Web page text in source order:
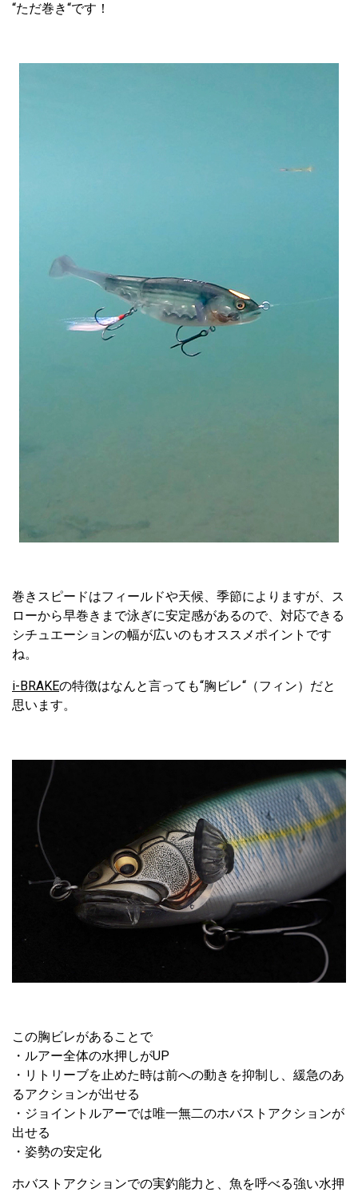
“ただ巻き“です！
巻きスピードはフィールドや天候、季節によりますが、ス
ローから早巻きまで泳ぎに安定感があるので、対応できる
シチュエーションの幅が広いのもオススメポイントです
ね。
i-BRAKEの特徴はなんと言っても“胸ビレ“（フィン）だと
思います。
この胸ビレがあることで
・ルアー全体の水押しがUP
・リトリーブを止めた時は前への動きを抑制し、緩急のあ
るアクションが出せる
・ジョイントルアーでは唯一無二のホバストアクションが
出せる
・姿勢の安定化
ホバストアクションでの実釣能力と、魚を呼べる強い水押